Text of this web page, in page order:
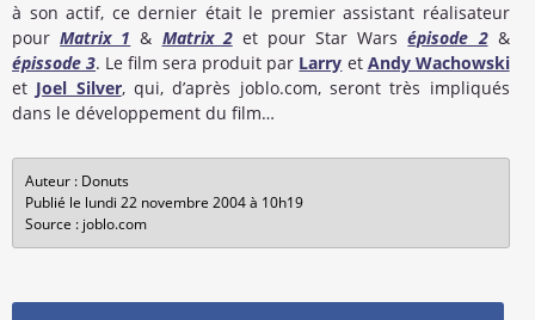
à son actif, ce dernier était le premier assistant réalisateur
pourMatrix 1 & Matrix 2et pour Star Warsépisode 2&
épissode 3. Le film sera produit par Larry et Andy Wachowski
et Joel Silver, qui, d’après joblo.com, seront très impliqués
dans le développement du film…
Auteur : Donuts
Publié le lundi 22 novembre 2004 à 10h19
Source : joblo.com